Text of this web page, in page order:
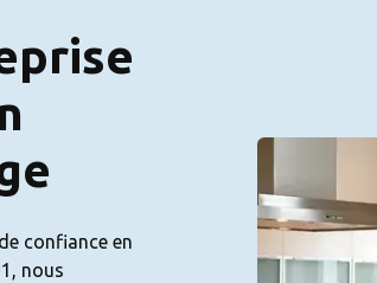
confiance en
nous